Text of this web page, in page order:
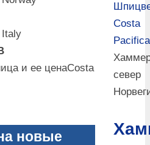
Costa
Pacifica
север
Costa
новые